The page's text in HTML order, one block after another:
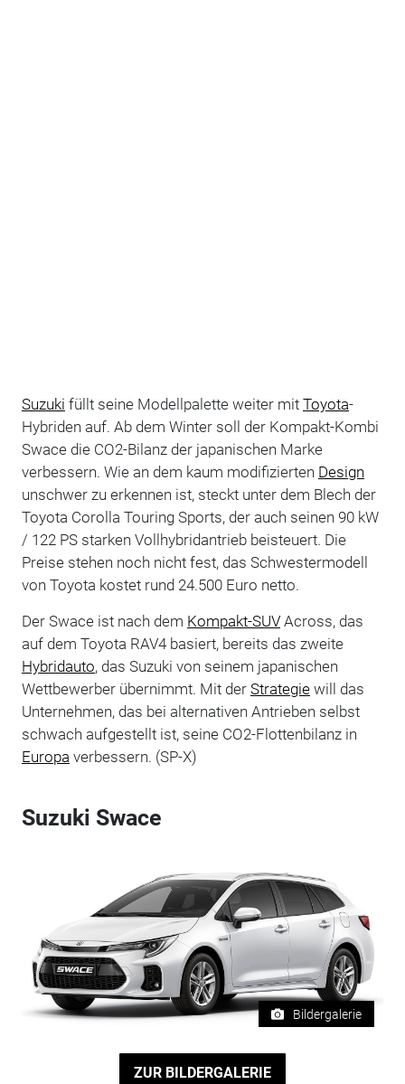
Suzuki füllt seine Modellpalette weiter mit Toyota-
Hybriden auf. Ab dem Winter soll der Kompakt-Kombi
Swace die CO2-Bilanz der japanischen Marke
verbessern. Wie an dem kaum modifizierten Design
unschwer zu erkennen ist, steckt unter dem Blech der
Toyota Corolla Touring Sports, der auch seinen 90 kW
/ 122 PS starken Vollhybridantrieb beisteuert. Die
Preise stehen noch nicht fest, das Schwestermodell
von Toyota kostet rund 24.500 Euro netto.
Der Swace ist nach dem Kompakt-SUVAcross, das
auf dem Toyota RAV4 basiert, bereits das zweite
Hybridauto, das Suzuki von seinem japanischen
Wettbewerber übernimmt. Mit der Strategiewill das
Unternehmen, das bei alternativen Antrieben selbst
schwach aufgestellt ist, seine CO2-Flottenbilanz in
Europa verbessern. (SP-X)
Suzuki Swace
Bildergalerie
ZUR BILDERGALERIE